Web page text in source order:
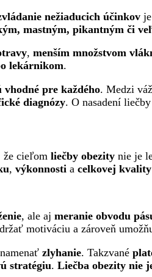
nežiaducich účinkov
mastným, pikantným či
, menším množstvom
lekárnikom.
vhodné pre každého. Medzi
diagnózy. O nasadení
že cieľom liečby obezity nie je
, výkonnosti a celkovej
, ale aj meranie obvodu
motiváciu a zároveň
zlyhanie. Takzvané
stratégiu. Liečba obezity nie